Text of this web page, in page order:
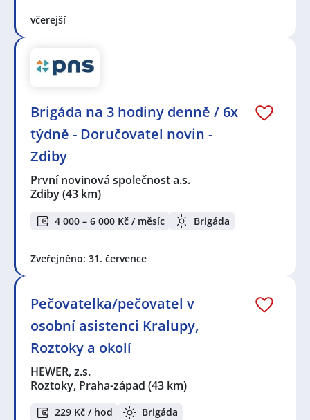
včerejší
Brigáda na 3 hodiny denně / 6x
týdně - Doručovatel novin -
Zdiby
První novinová společnost a.s.
Zdiby(43 km)
4 000 – 6 000 Kč / měsíc Brigáda
Zveřejněno: 31. července
Pečovatelka/pečovatel v
osobní asistenci Kralupy,
Roztoky a okolí
HEWER, z.s.
Roztoky, Praha-západ (43 km)
229 Kč / hod
Brigáda